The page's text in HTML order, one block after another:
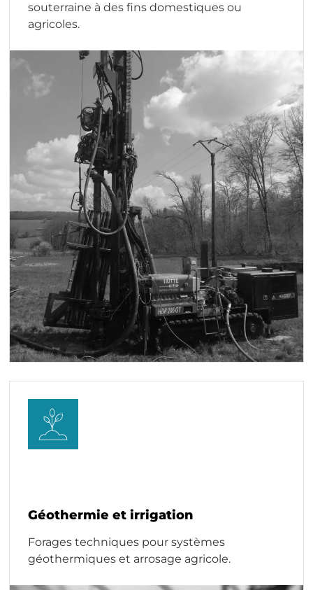
souterraine à des fins domestiques ou
agricoles.
Géothermie et irrigation
Forages techniques pour systèmes
géothermiques et arrosage agricole.